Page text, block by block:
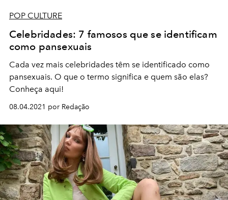
POP CULTURE
Celebridades: 7 famosos que se identificam
como pansexuais
Cada vez mais celebridades têm se identificado como
pansexuais. O que o termo significa e quem são elas?
Conheça aqui!
08.04.2021 por Redação